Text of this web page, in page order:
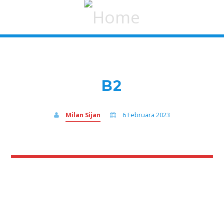
B2
Milan Sijan 6 Februara 2023